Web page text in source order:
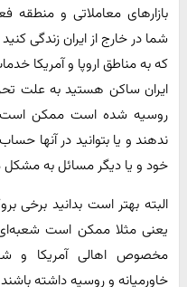
بازارهای معاملاتی و منطقه
شما در خارج از ایران زندگی
که به مناطق اروپا و آمریکا
ایران ساکن هستید به علت
روسیه شده است ممکن است
ندهند و یا بتوانید در آنها
خود و یا دیگر مسائل به
البته بهتر است بدانید برخی
یعنی مثلا ممکن است
مخصوص اهالی آمریکا و
خاورمیانه و روسیه داشته